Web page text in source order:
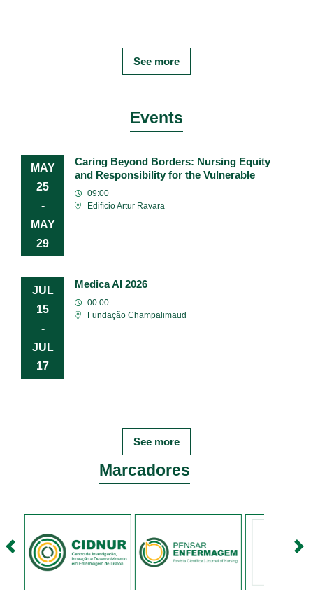
See more
Events
MAY
25
-
MAY
29
Caring Beyond Borders: Nursing Equity
and Responsibility for the Vulnerable
09:00
Edifício Artur Ravara
JUL
15
-
JUL
17
Medica AI 2026
00:00
Fundação Champalimaud
See more
Marcadores
< >